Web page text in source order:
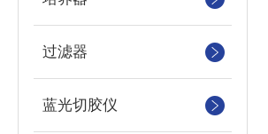
过滤器
蓝光切胶仪